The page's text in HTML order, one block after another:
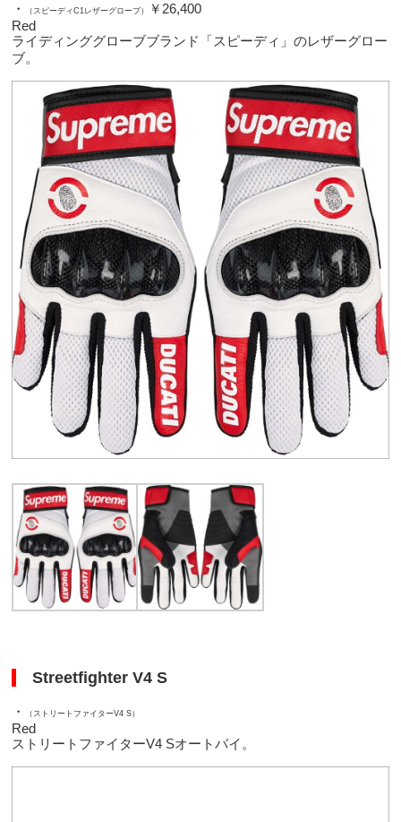
・ （スピーディC1レザーグローブ）
￥26,400
Red
ライディンググローブブランド「スピーディ」のレザーグロー
ブ。
Streetfighter V4 S
・ （ストリートファイターV4 S）
Red
ストリートファイターV4 Sオートバイ。